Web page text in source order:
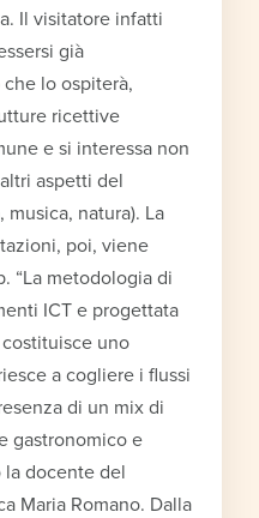
Il visitatore infatti
già
lo ospiterà,
ricettive
e si interessa non
aspetti del
natura). La
poi, viene
“La metodologia di
ICT e progettata
uno
a cogliere i flussi
di un mix di
gastronomico e
la docente del
Maria Romano. Dalla